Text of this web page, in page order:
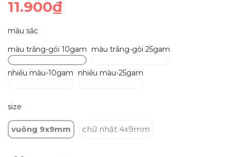
11.900₫
màu sắc
màu trắng-gói 10gam
màu trắng-gói 25gam
nhiều màu-10gam nhiều màu-25gam
size
vuông 9x9mm chữ nhật 4x9mm